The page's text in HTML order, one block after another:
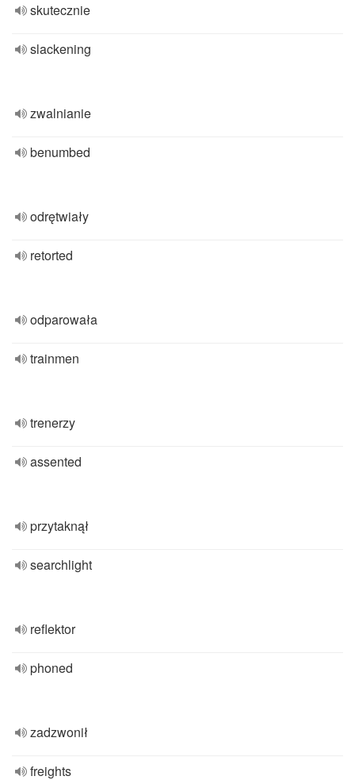
skutecznie
slackening
zwalnianie
benumbed
odrętwiały
retorted
odparowała
trainmen
trenerzy
assented
przytaknął
searchlight
reflektor
phoned
zadzwonił
freights